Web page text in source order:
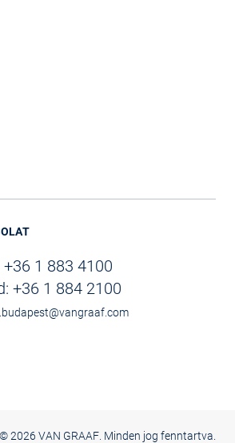
+36 1 883 4100
+36 1 884 2100
2026 VAN GRAAF. Minden jog fenntartva.